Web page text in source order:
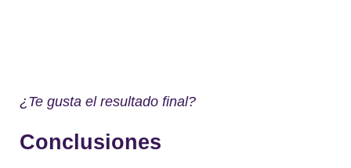
¿Te gusta el resultado final?
Conclusiones